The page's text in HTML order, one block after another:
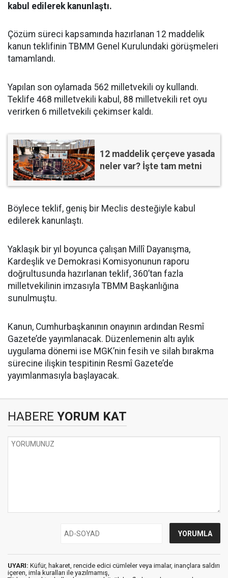
kabul edilerek kanunlaştı.
Çözüm süreci kapsamında hazırlanan 12 maddelik
kanun teklifinin TBMM Genel Kurulundaki görüşmeleri
tamamlandı.
Yapılan son oylamada 562 milletvekili oy kullandı.
Teklife 468 milletvekili kabul, 88 milletvekili ret oyu
verirken 6 milletvekili çekimser kaldı.
12 maddelik çerçeve yasada
neler var? İşte tam metni
Böylece teklif, geniş bir Meclis desteğiyle kabul
edilerek kanunlaştı.
Yaklaşık bir yıl boyunca çalışan Millî Dayanışma,
Kardeşlik ve Demokrasi Komisyonunun raporu
doğrultusunda hazırlanan teklif, 360’tan fazla
milletvekilinin imzasıyla TBMM Başkanlığına
sunulmuştu.
Kanun, Cumhurbaşkanının onayının ardından Resmî
Gazete’de yayımlanacak. Düzenlemenin altı aylık
uygulama dönemi ise MGK’nin fesih ve silah bırakma
sürecine ilişkin tespitinin Resmî Gazete’de
yayımlanmasıyla başlayacak.
HABERE YORUM KAT
UYARI: Küfür, hakaret, rencide edici cümleler veya imalar, inançlara saldırı
içeren, imla kuralları ile yazılmamış,